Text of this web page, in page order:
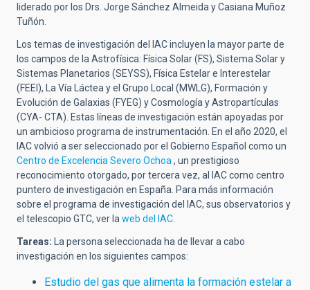
liderado por los Drs. Jorge Sánchez Almeida y Casiana Muñoz
Tuñón.
Los temas de investigación del IAC incluyen la mayor parte de
los campos de la Astrofísica: Física Solar (FS), Sistema Solar y
Sistemas Planetarios (SEYSS), Física Estelar e Interestelar
(FEEI), La Vía Láctea y el Grupo Local (MWLG), Formación y
Evolución de Galaxias (FYEG) y Cosmología y Astropartículas
(CYA- CTA). Estas líneas de investigación están apoyadas por
un ambicioso programa de instrumentación. En el año 2020, el
IAC volvió a ser seleccionado por el Gobierno Español como un
Centro de Excelencia Severo Ochoa , un prestigioso
reconocimiento otorgado, por tercera vez, al IAC como centro
puntero de investigación en España. Para más información
sobre el programa de investigación del IAC, sus observatorios y
el telescopio GTC, ver la web del IAC
Tareas:
La persona seleccionada ha de llevar a cabo
investigación en los siguientes campos:
Estudio del gas que alimenta la formación estelar a